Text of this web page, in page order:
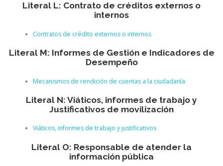
Literal L: Contrato de créditos externos o
internos
Contratos de crédito externos o internos
Literal M: Informes de Gestión e Indicadores de
Desempeño
Mecanismos de rendición de cuentas a la ciudadanía
Literal N: Viáticos, informes de trabajo y
Justificativos de movilización
Viáticos, informes de trabajo y justificativos
Literal O: Responsable de atender la
información pública